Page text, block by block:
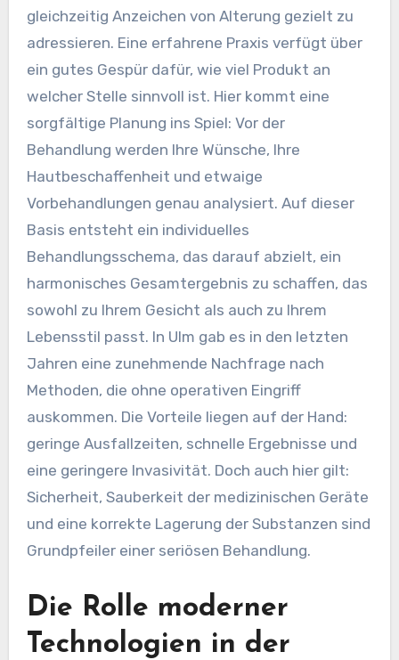
gleichzeitig Anzeichen von Alterung gezielt zu
adressieren. Eine erfahrene Praxis verfügt über
ein gutes Gespür dafür, wie viel Produkt an
welcher Stelle sinnvoll ist. Hier kommt eine
sorgfältige Planung ins Spiel: Vor der
Behandlung werden Ihre Wünsche, Ihre
Hautbeschaffenheit und etwaige
Vorbehandlungen genau analysiert. Auf dieser
Basis entsteht ein individuelles
Behandlungsschema, das darauf abzielt, ein
harmonisches Gesamtergebnis zu schaffen, das
sowohl zu Ihrem Gesicht als auch zu Ihrem
Lebensstil passt. In Ulm gab es in den letzten
Jahren eine zunehmende Nachfrage nach
Methoden, die ohne operativen Eingriff
auskommen. Die Vorteile liegen auf der Hand:
geringe Ausfallzeiten, schnelle Ergebnisse und
eine geringere Invasivität. Doch auch hier gilt:
Sicherheit, Sauberkeit der medizinischen Geräte
und eine korrekte Lagerung der Substanzen sind
Grundpfeiler einer seriösen Behandlung.
Die Rolle moderner
Technologien in der